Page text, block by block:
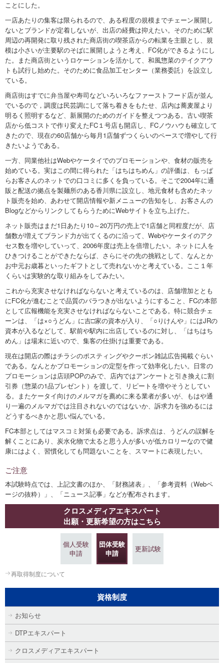
ことにした。
一店あたりの集客は限られるので、ある程度の規模までチェーン展開し
ないとブランドが定着しないが、出店の経費は抑えたい。そのために駅
周辺の再開発に取り残された商店街の喫茶店からの転業を主眼とし、規
模は小さいが主要駅のそばに展開しようと考え、FC化ができるようにし
た。また商店街というロケーションを活かして、和風惣菜のテイクアウ
トも試行し始めた。そのために食品加工センター（業務委託）を設立し
ている。
商店街はすでに弁当屋や寿司などいろいろなファーストフード店が並ん
でいるので，調度は民芸調にして落ち着きをもたせ、店内は蕎麦屋より
明るく照明するなど、新展開のためのガイドを整えつつある。古い喫茶
店から低コストで作り変えたFC１号店も開店し、FCノウハウも確立して
きたので、現在の60店舗から毎月1店舗ずつくらいのペースで増やして行
きたいようである。
一方、同業他社はWebやケータイでのプロモーションや、食材の販売を
始めている。実はこの間に得られた「はちはちめん」の評価は、もっぱ
らお客さんのネットでの口コミに多くを負っている。そこで2004年に通
販と配送の拠点を製麺所のある香川県に設立し、地元食材も含めたネッ
ト販売を始め、あわせて開店情報や新メニューの告知をし、お客さんの
BlogなどからリンクしてもらうためにWebサイトを立ち上げた。
ネット販売はまだ1日あたり10～20万円の売上で1店舗と同程度だが、店
舗数が増えてブランド力が出てくるのに沿って、Webやケータイのアク
セス数を増やしていって、2006年度は売上を倍増したい。ネットに人を
ひきつけることができたならば、さらにその先の挑戦として、なんとか
お中元お歳暮といったギフトとして売れないかと考えている。ここ１年
くらいは実験的な取り組みをしてみたい。
これから充実させなければならないと考えているのは、店舗増加ととも
にFC化が進むことで品質のバラつきが出ないようにすること、FCの本部
として広報機能を充実させなければならないことである。特に競合チェ
ーンは、「は×○うどん」に吉□家の資本が入り、「○りけんや」にはJRの
資本が入るなどして、駅前や駅内に出店しているのに対し、「はちはち
めん」は場末に近いので、集客の仕掛けは重要である。
現在は開店の際はチラシのポスティングやクーポン雑誌広告掲載ぐらい
である。なんとかプロモーションの定型を作って効率化したい。日常の
プロモーションは店頭POPのみで、店内ではアンケートと引き換えに割
引券（惣菜の1品プレゼント）を渡して、リピートを増やそうとしてい
る。またケータイ向けのメルマガを薦めに来る業者が多いが、もはや通
り一遍のメルマガでは注目されないのではないか、訴求力を強めるには
どうするべきかと思い悩んでいる。
FC本部としてはマスコミ対策も必要である。訴求点は、うどんの誤解を
解くことにあり、炭水化物で太ると思う人が多いが低カロリーなので健
康にはよく、習慣化しても問題ないことを、スマートに表現したい。
ご注意
本試験時点では、上記文書のほか、「財務諸表」、「参考資料（Webペ
ージの抜粋）」、「ニュース記事」などが配布されます。
クロスメディアエキスパート
出願・更新希望の方はこちら
個人受験
申請
団体受験
申請
更新試験
再取得制度について
資格制度
お知らせ
DTPエキスパート
クロスメディアエキスパート